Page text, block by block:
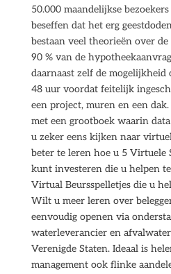
50.000 maandelijkse
beseffen dat het erg
bestaan veel theorieën over
90 % van de
daarnaast zelf de
48 uur voordat feitelijk
een project, muren en een
met een grootboek waarin
u zeker eens kijken naar
beter te leren hoe u 5 Virtuele
kunt investeren die u helpen
Virtual Beursspelletjes die u
Wilt u meer leren over
eenvoudig openen via
waterleverancier en
Verenigde Staten. Ideaal is
management ook flinke